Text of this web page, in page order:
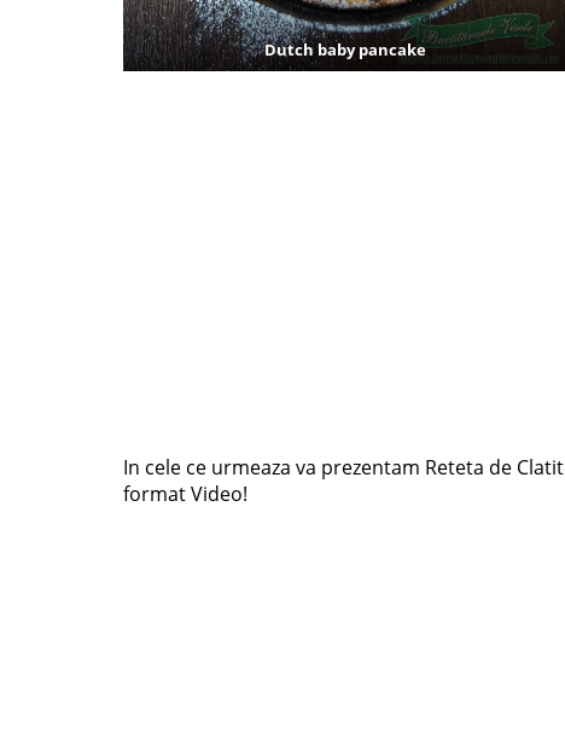
Dutch baby pancake
In cele ce urmeaza va prezentam Reteta de
format Video!